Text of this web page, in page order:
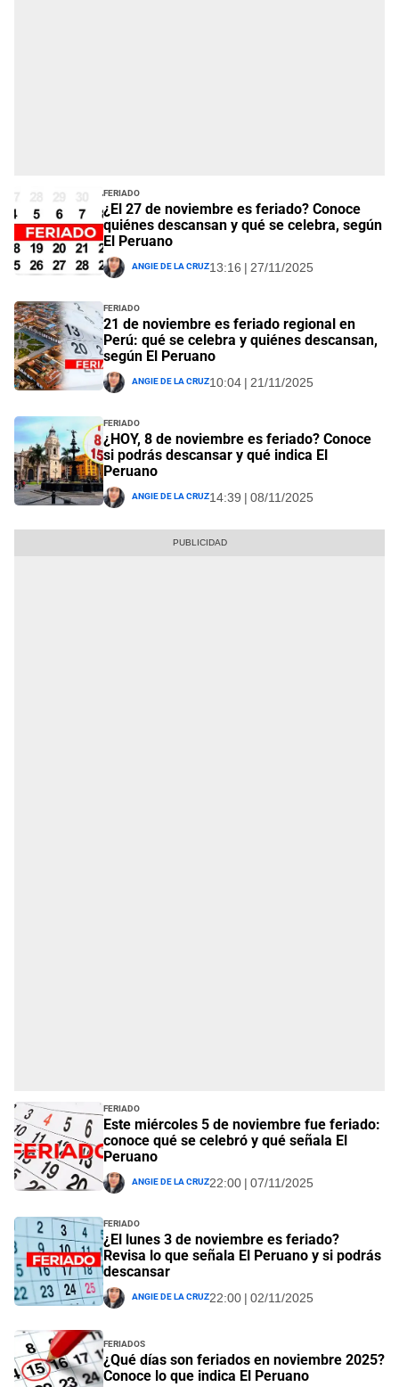
Feriado
¿El 27 de noviembre es feriado? Conoce
quiénes descansan y qué se celebra, según
El Peruano
Angie De La Cruz13:16 | 27/11/2025
Feriado
21 de noviembre es feriado regional en
Perú: qué se celebra y quiénes descansan,
según El Peruano
Angie De La Cruz10:04 | 21/11/2025
Feriado
¿HOY, 8 de noviembre es feriado? Conoce
si podrás descansar y qué indica El
Peruano
Angie De La Cruz14:39 | 08/11/2025
Feriado
Este miércoles 5 de noviembre fue feriado:
conoce qué se celebró y qué señala El
Peruano
Angie De La Cruz22:00 | 07/11/2025
Feriado
¿El lunes 3 de noviembre es feriado?
Revisa lo que señala El Peruano y si podrás
descansar
Angie De La Cruz22:00 | 02/11/2025
Feriados
¿Qué días son feriados en noviembre 2025?
Conoce lo que indica El Peruano